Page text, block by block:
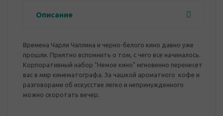
Описание
Времена Чарли Чаплина и черно-белого кино давно уже
прошли. Приятно вспомнить о том, с чего все начиналось.
Корпоративный набор "Немое кино" мгновенно перенесет
вас в мир кинематографа. За чашкой ароматного кофе и
разговорами об искусстве легко и непринужденного
можно скоротать вечер.